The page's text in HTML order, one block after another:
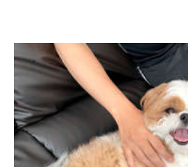
PECOアプリをダウンロー
アプリで開く